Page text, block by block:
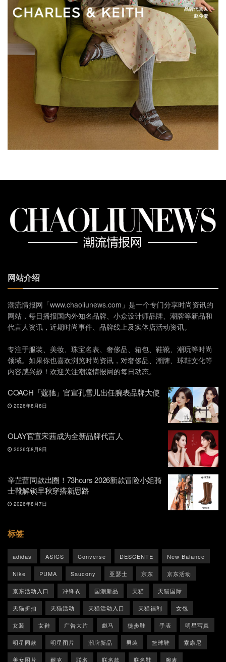
网站介绍
潮流情报网「www.chaoliunews.com」是一个专门分享时尚资讯的
网站，每日播报国内外知名品牌、小众设计师品牌、潮牌等新品和
代言人资讯，近期时尚事件、品牌线上及实体店活动资讯。
专注于服装、美妆、珠宝名表、奢侈品、箱包、鞋靴、潮玩等时尚
领域。如果你也喜欢浏览时尚资讯，对奢侈品、潮牌、球鞋文化等
内容感兴趣！欢迎关注潮流情报网的每日动态。
COACH「蔻驰」官宣孔雪儿出任腕表品牌大使
2026年8月8日
OLAY官宣宋茜成为全新品牌代言人
2026年8月8日
辛芷蕾同款出圈！73hours 2026新款冒险小姐骑
士靴解锁早秋穿搭新思路
2026年8月7日
标签
adidas ASICS Converse DESCENTE New Balance
Nike PUMA Saucony 亚瑟士 京东 京东活动
京东活动入口 冲锋衣 国潮新品 天猫 天猫国际
天猫折扣 天猫活动 天猫活动入口 天猫福利 女包
女装 女鞋 广告大片 彪马 徒步鞋 手表 明星写真
明星同款 明星图片 潮牌新品 男装 篮球鞋 索康尼
美女图片 耐克 联名 联名款 联名鞋 腕表